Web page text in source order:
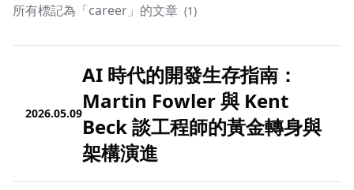
所有標記為「career」的文章 (1)
2026.05.09
AI 時代的開發生存指南：
Martin Fowler 與 Kent
Beck 談工程師的黃金轉身與
架構演進